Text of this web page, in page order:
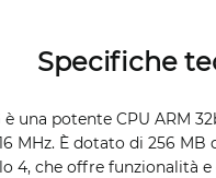
Specifiche
una potente CPU ARM
MHz. È dotato di 256
4, che offre funzionalità